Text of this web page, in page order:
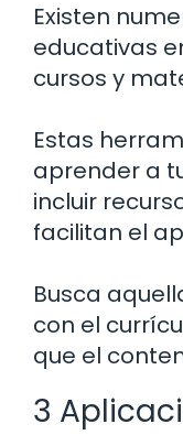
Existen
educativas
cursos y
Estas
aprender a
incluir
facilitan el
Busca
con el
que el
3